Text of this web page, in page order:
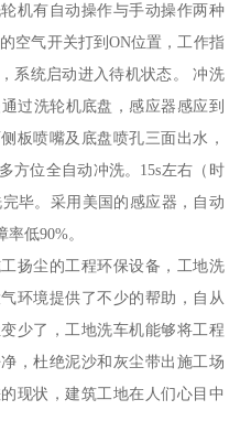
机有自动操作与手动操作两种
空气开关打到ON位置，工作指
系统启动进入待机状态。 冲洗
过洗轮机底盘，感应器感应到
板喷嘴及底盘喷孔三面出水，
方位全自动冲洗。15s左右（时
毕。采用美国的感应器，自动
低90%。
扬尘的工程环保设备，工地洗
环境提供了不少的帮助，自从
少了，工地洗车机能够将工程
，杜绝泥沙和灰尘带出施工场
现状，建筑工地在人们心目中